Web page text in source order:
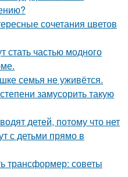
сочетания цветов
стать частью модного
семья не уживётся.
замусорить такую
детей, потому что нет
с детьми прямо в
трансформер: советы